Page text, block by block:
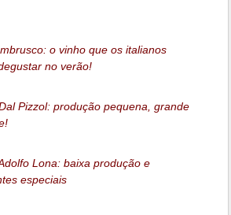
o vinho que os italianos
no verão!
Pizzol: produção pequena, grande
Lona: baixa produção e
especiais